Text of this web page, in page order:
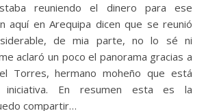
reuniendo el dinero para ese
aquí en Arequipa dicen que se reunió
de mia parte, no lo sé ni
aclaró un poco el panorama gracias a
Torres, hermano moheño que está
iniciativa. En resumen esta es la
compartir…